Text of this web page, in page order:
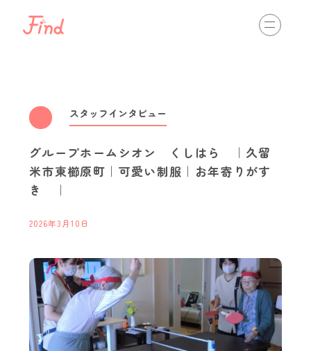
通いのサービス 訪問のサービス 入居のサービス
最新情報
スタッフインタビュー
キャリアパス
イベント開催情報
介護ネットからのお知らせ
Topics view more
スタッフインタビュー
グループホームシオン くしはら ｜久留
米市東櫛原町｜可愛い制服｜お年寄りがす
き ｜
2026年3月10日